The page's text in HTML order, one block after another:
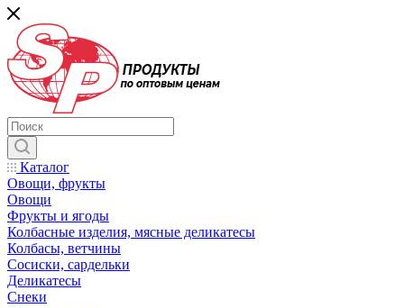
Каталог
Овощи, фрукты
Овощи
Фрукты и ягоды
Колбасные изделия, мясные деликатесы
Колбасы, ветчины
Сосиски, сардельки
Деликатесы
Снеки